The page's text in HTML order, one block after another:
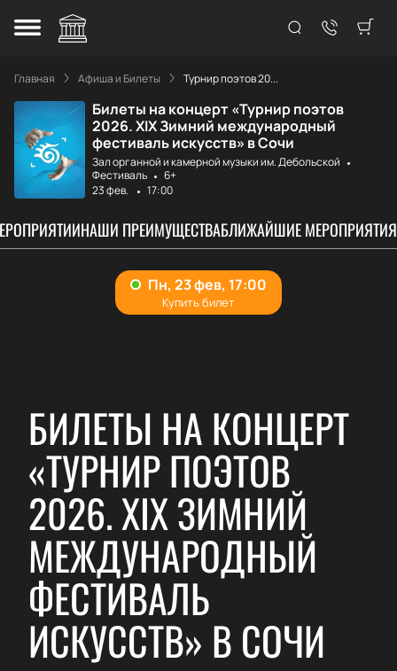
Главная Афиша и Билеты Турнир поэтов 20...
Билеты на концерт «Турнир поэтов
2026. XIX Зимний международный
фестиваль искусств» в Сочи
Зал органной и камерной музыки им. Дебольской
Фестиваль
6+
23 фев.
17:00
НАШИ ПРЕИМУЩЕСТВАБЛИЖАЙШИЕ МЕРОПРИЯТИЯ
БИЛЕТЫ НА КОНЦЕРТ
«ТУРНИР ПОЭТОВ
2026. XIX ЗИМНИЙ
МЕЖДУНАРОДНЫЙ
ФЕСТИВАЛЬ
ИСКУССТВ» В СОЧИ